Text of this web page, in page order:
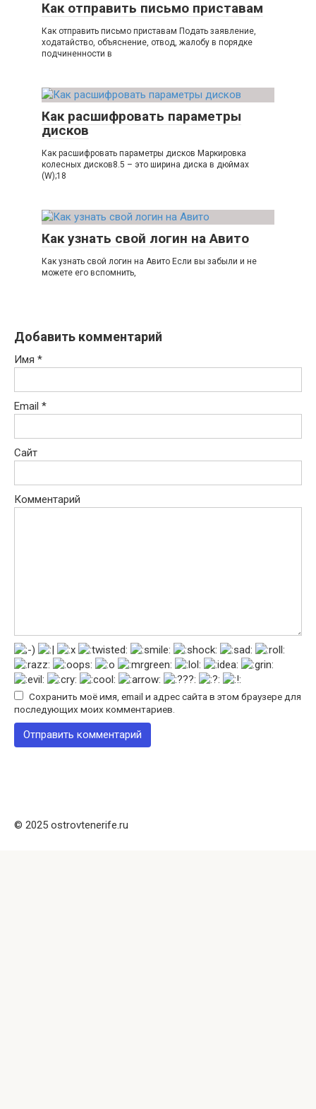
Как отправить письмо приставам
Как отправить письмо приставам Подать заявление,
ходатайство, объяснение, отвод, жалобу в порядке
подчиненности в
Как расшифровать параметры
дисков
Как расшифровать параметры дисков Маркировка
колесных дисков8.5 – это ширина диска в дюймах
(W);18
Как узнать свой логин на Авито
Как узнать свой логин на Авито Если вы забыли и не
можете его вспомнить,
Добавить комментарий
Имя *
Email *
Сайт
Комментарий
Сохранить моё имя, email и адрес сайта в этом браузере для
последующих моих комментариев.
© 2025 ostrovtenerife.ru